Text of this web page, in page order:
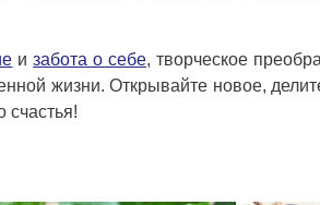
изабота о себе, творческое
жизни. Открывайте новое,
счастья!